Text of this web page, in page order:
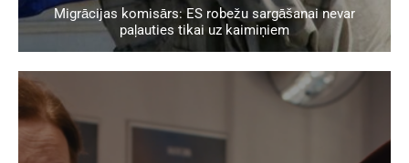
Migrācijas komisārs: ES robežu sargāšanai nevar
paļauties tikai uz kaimiņiem